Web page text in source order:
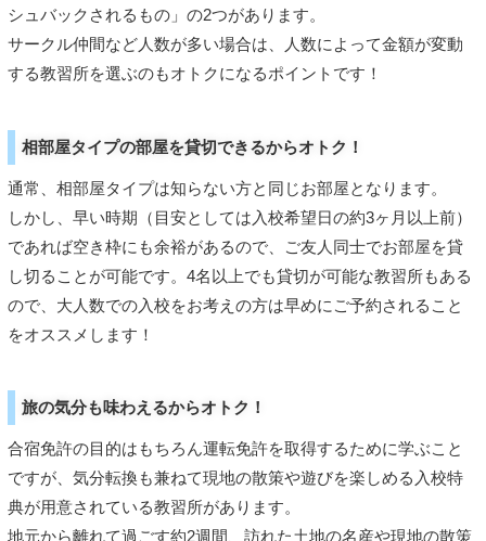
シュバックされるもの」の2つがあります。
サークル仲間など人数が多い場合は、人数によって金額が変動
する教習所を選ぶのもオトクになるポイントです！
相部屋タイプの部屋を貸切できるからオトク！
通常、相部屋タイプは知らない方と同じお部屋となります。
しかし、早い時期（目安としては入校希望日の約3ヶ月以上前）
であれば空き枠にも余裕があるので、ご友人同士でお部屋を貸
し切ることが可能です。4名以上でも貸切が可能な教習所もある
ので、大人数での入校をお考えの方は早めにご予約されること
をオススメします！
旅の気分も味わえるからオトク！
合宿免許の目的はもちろん運転免許を取得するために学ぶこと
ですが、気分転換も兼ねて現地の散策や遊びを楽しめる入校特
典が用意されている教習所があります。
地元から離れて過ごす約2週間、訪れた土地の名産や現地の散策